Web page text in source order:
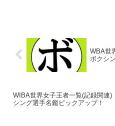
WBA世
ボクシ
WIBA世界女子王者一覧(記録関連
シング選手名鑑ピックアップ！